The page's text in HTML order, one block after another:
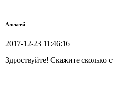
Алексей
2017-12-23 11:46:16
Здроствуйте! Скажите сколько